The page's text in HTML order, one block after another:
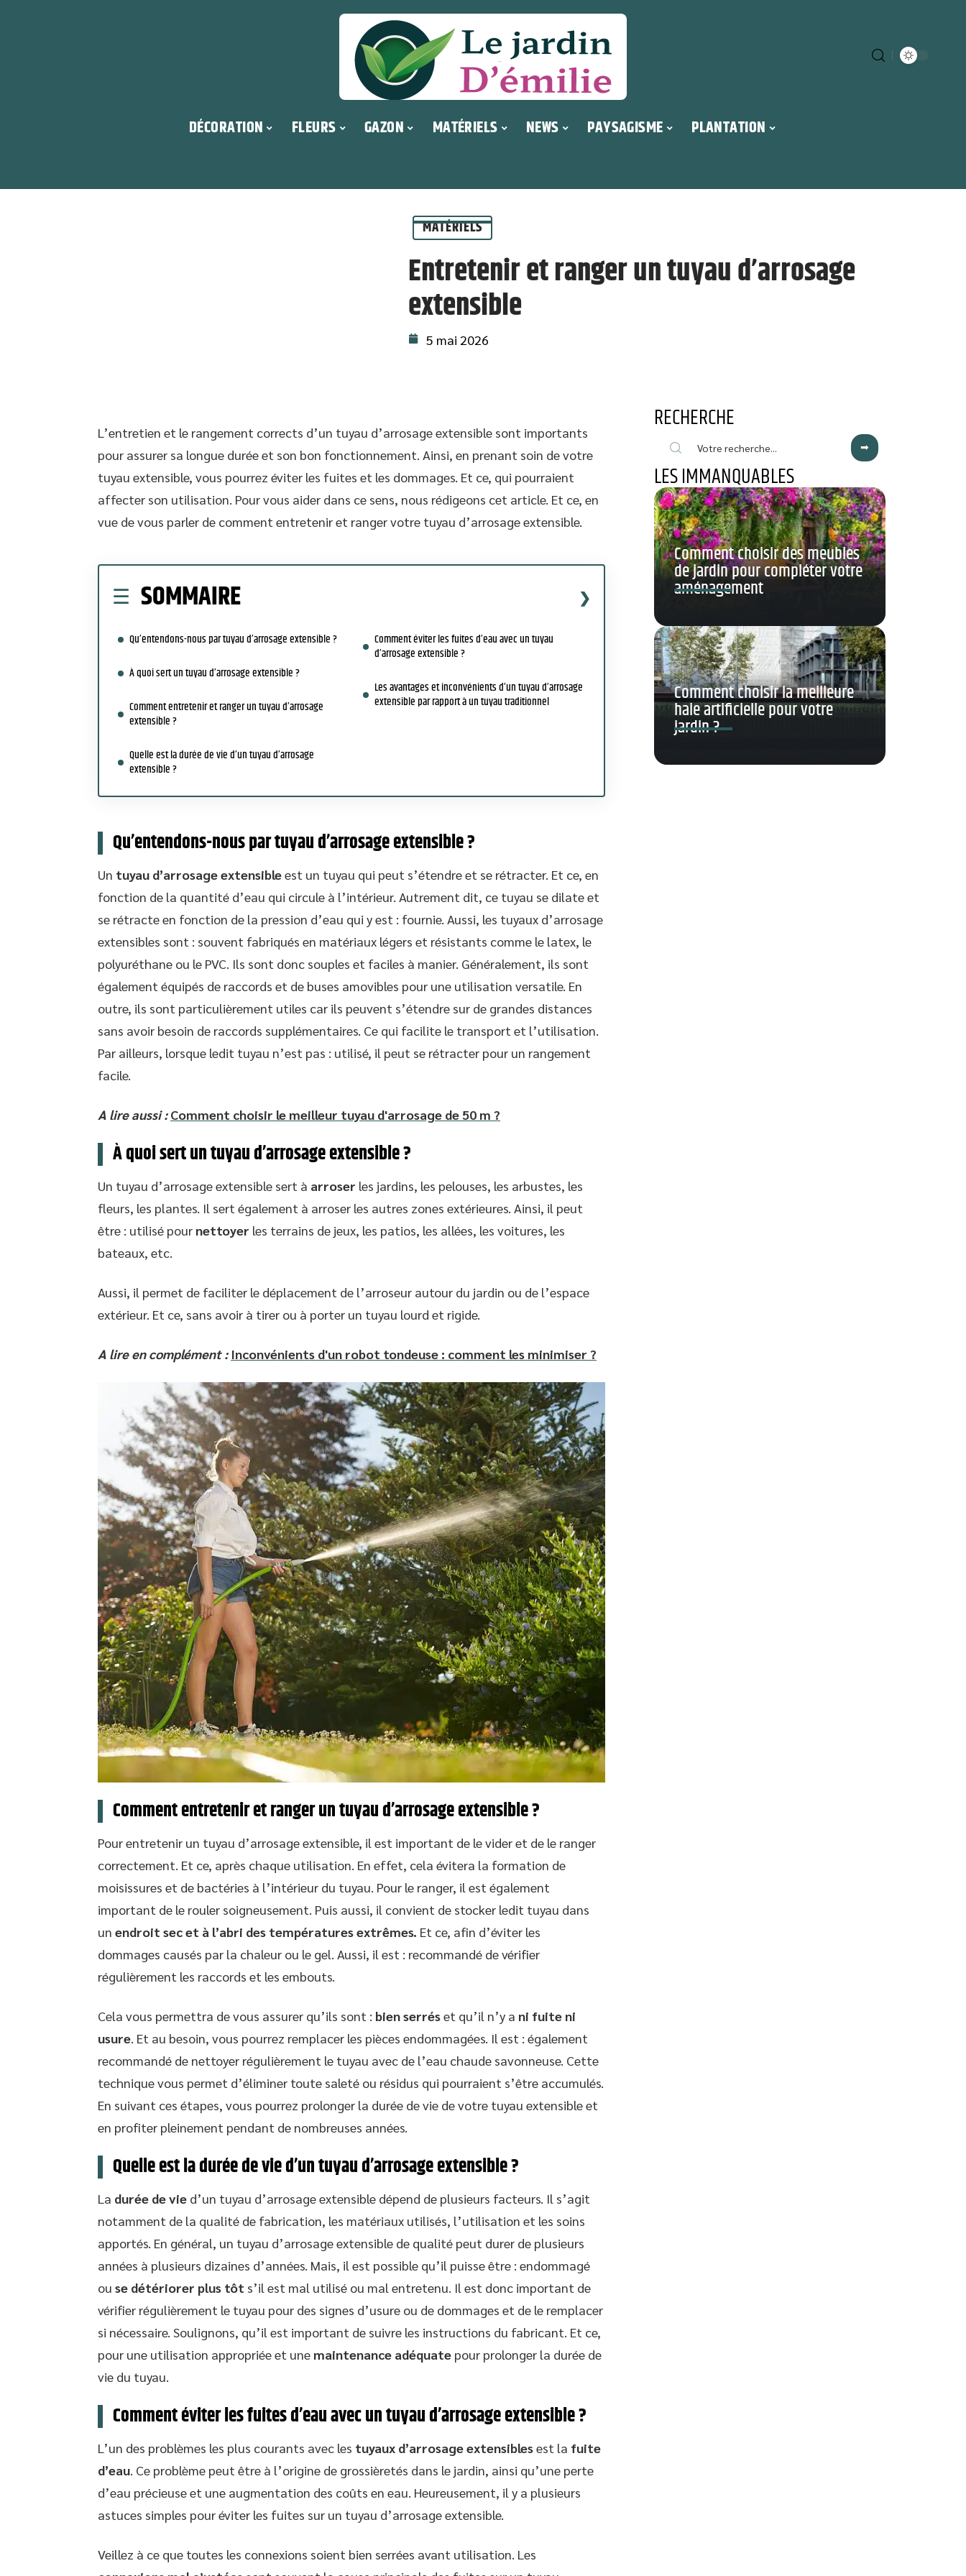
DÉCORATION FLEURS GAZON MATÉRIELS NEWS PAYSAGISME PLANTATION
MATÉRIELS
Entretenir et ranger un tuyau d’arrosage
extensible
5 mai 2026
L’entretien et le rangement corrects d’un tuyau d’arrosage extensible sont importants
pour assurer sa longue durée et son bon fonctionnement. Ainsi, en prenant soin de votre
tuyau extensible, vous pourrez éviter les fuites et les dommages. Et ce, qui pourraient
affecter son utilisation. Pour vous aider dans ce sens, nous rédigeons cet article. Et ce, en
vue de vous parler de comment entretenir et ranger votre tuyau d’arrosage extensible.
SOMMAIRE
Qu’entendons-nous par tuyau d’arrosage extensible ?
À quoi sert un tuyau d’arrosage extensible ?
Comment entretenir et ranger un tuyau d’arrosage
extensible ?
Quelle est la durée de vie d’un tuyau d’arrosage
extensible ?
Comment éviter les fuites d’eau avec un tuyau
d’arrosage extensible ?
Les avantages et inconvénients d’un tuyau d’arrosage
extensible par rapport à un tuyau traditionnel
Qu’entendons-nous par tuyau d’arrosage extensible ?
Un tuyau d’arrosage extensibleest un tuyau qui peut s’étendre et se rétracter. Et ce, en
fonction de la quantité d’eau qui circule à l’intérieur. Autrement dit, ce tuyau se dilate et
se rétracte en fonction de la pression d’eau qui y est : fournie. Aussi, les tuyaux d’arrosage
extensibles sont : souvent fabriqués en matériaux légers et résistants comme le latex, le
polyuréthane ou le PVC. Ils sont donc souples et faciles à manier. Généralement, ils sont
également équipés de raccords et de buses amovibles pour une utilisation versatile. En
outre, ils sont particulièrement utiles car ils peuvent s’étendre sur de grandes distances
sans avoir besoin de raccords supplémentaires. Ce qui facilite le transport et l’utilisation.
Par ailleurs, lorsque ledit tuyau n’est pas : utilisé, il peut se rétracter pour un rangement
facile.
A lire aussi : Comment choisir le meilleur tuyau d'arrosage de 50 m ?
À quoi sert un tuyau d’arrosage extensible ?
Un tuyau d’arrosage extensible sert à arroser les jardins, les pelouses, les arbustes, les
fleurs, les plantes. Il sert également à arroser les autres zones extérieures. Ainsi, il peut
être : utilisé pour nettoyer les terrains de jeux, les patios, les allées, les voitures, les
bateaux, etc.
Aussi, il permet de faciliter le déplacement de l’arroseur autour du jardin ou de l’espace
extérieur. Et ce, sans avoir à tirer ou à porter un tuyau lourd et rigide.
A lire en complément : Inconvénients d'un robot tondeuse : comment les minimiser ?
Comment entretenir et ranger un tuyau d’arrosage extensible ?
Pour entretenir un tuyau d’arrosage extensible, il est important de le vider et de le ranger
correctement. Et ce, après chaque utilisation. En effet, cela évitera la formation de
moisissures et de bactéries à l’intérieur du tuyau. Pour le ranger, il est également
important de le rouler soigneusement. Puis aussi, il convient de stocker ledit tuyau dans
un endroit sec et à l’abri des températures extrêmes. Et ce, afin d’éviter les
dommages causés par la chaleur ou le gel. Aussi, il est : recommandé de vérifier
régulièrement les raccords et les embouts.
Cela vous permettra de vous assurer qu’ils sont : bien serréset qu’il n’y a ni fuite ni
usure. Et au besoin, vous pourrez remplacer les pièces endommagées. Il est : également
recommandé de nettoyer régulièrement le tuyau avec de l’eau chaude savonneuse. Cette
technique vous permet d’éliminer toute saleté ou résidus qui pourraient s’être accumulés.
En suivant ces étapes, vous pourrez prolonger la durée de vie de votre tuyau extensible et
en profiter pleinement pendant de nombreuses années.
Quelle est la durée de vie d’un tuyau d’arrosage extensible ?
La durée de vie d’un tuyau d’arrosage extensible dépend de plusieurs facteurs. Il s’agit
notamment de la qualité de fabrication, les matériaux utilisés, l’utilisation et les soins
apportés. En général, un tuyau d’arrosage extensible de qualité peut durer de plusieurs
années à plusieurs dizaines d’années. Mais, il est possible qu’il puisse être : endommagé
ou se détériorer plus tôt s’il est mal utilisé ou mal entretenu. Il est donc important de
vérifier régulièrement le tuyau pour des signes d’usure ou de dommages et de le remplacer
si nécessaire. Soulignons, qu’il est important de suivre les instructions du fabricant. Et ce,
pour une utilisation appropriée et une maintenance adéquate pour prolonger la durée de
vie du tuyau.
Comment éviter les fuites d’eau avec un tuyau d’arrosage extensible ?
L’un des problèmes les plus courants avec les tuyaux d’arrosage extensiblesest la fuite
d’eau. Ce problème peut être à l’origine de grossièretés dans le jardin, ainsi qu’une perte
d’eau précieuse et une augmentation des coûts en eau. Heureusement, il y a plusieurs
astuces simples pour éviter les fuites sur un tuyau d’arrosage extensible.
Veillez à ce que toutes les connexions soient bien serrées avant utilisation. Les
RECHERCHE
LES IMMANQUABLES
Comment choisir des meubles
de jardin pour compléter votre
aménagement
Comment choisir la meilleure
haie artificielle pour votre
jardin ?